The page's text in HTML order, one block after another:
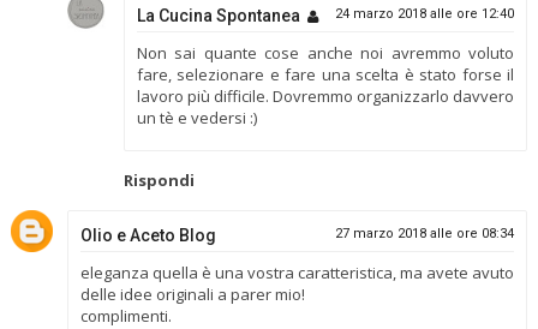
La Cucina Spontanea 24 marzo 2018 alle ore 12:40
Non sai quante cose anche noi avremmo voluto
fare, selezionare e fare una scelta è stato forse il
lavoro più difficile. Dovremmo organizzarlo davvero
un tè e vedersi :)
Rispondi
Olio e Aceto Blog 27 marzo 2018 alle ore 08:34
eleganza quella è una vostra caratteristica, ma avete avuto
delle idee originali a parer mio!
complimenti.